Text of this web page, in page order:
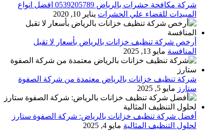
شركة مكافحة حشرات بالرياض 0539205789 افضل انواع
المبيدات للقضاء علي الحشرات يناير 10, 2020
أرخص شركة تنظيف خزانات بالرياض بأسعار لا تقبل
المنافسة مايو 13, 2025
شركة تنظيف خزانات بالرياض معتمدة من شركة الصفوة
ستارز مايو 5, 2025
أفضل شركة تنظيف خزانات بالرياض: شركة الصفوة ستارز
لحلول التنظيف المثالية مايو 4, 2025